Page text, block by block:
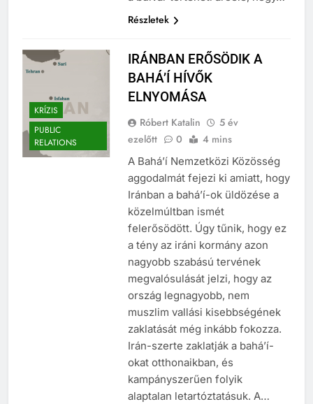
KRÍZIS
PUBLIC
RELATIONS
IRÁNBAN ERŐSÖDIK A
BAHÁ’Í HÍVŐK
Róbert Katalin
5 év
A Bahá’í Nemzetközi Közösség
aggodalmát fejezi ki amiatt, hogy
Iránban a bahá’í-ok üldözése a
közelmúltban ismét
felerősödött. Úgy tűnik, hogy ez
a tény az iráni kormány azon
nagyobb szabású tervének
megvalósulását jelzi, hogy az
ország legnagyobb, nem
muszlim vallási kisebbségének
zaklatását még inkább fokozza.
Irán-szerte zaklatják a bahá’í-
okat otthonaikban, és
kampányszerűen folyik